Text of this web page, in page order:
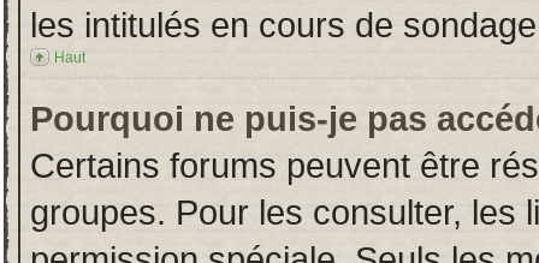
les intitulés en cours de
Haut
Pourquoi ne puis-je pas
Certains forums peuvent être
groupes. Pour les consulter, les